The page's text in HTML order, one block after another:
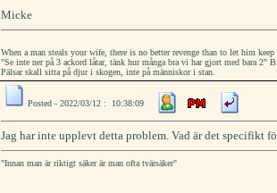
Micke
When a man steals your wife, there is no better revenge than to let him keep
"Se inte ner på 3 ackord låtar, tänk hur många bra vi har gjort med bara 2"
Pälsar skall sitta på djur i skogen, inte på människor i stan.
Posted - 2022/03/12 : 10:38:09
Jag har inte upplevt detta problem. Vad är det specifikt
"Innan man är riktigt säker är man ofta tvärsäker"